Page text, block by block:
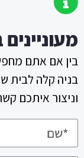
בין אם אתם
בניה קלה לבית
וניצור איתכם